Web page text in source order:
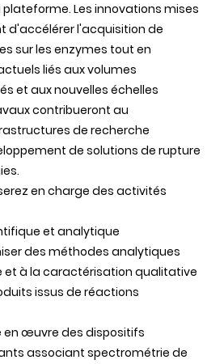
Les innovations mises
d'accélérer l'acquisition de
sur les enzymes tout en
liés aux volumes
et aux nouvelles échelles
contribueront au
de recherche
de solutions de rupture
en charge des activités
et analytique
des méthodes analytiques
et à la caractérisation qualitative
issus de réactions
œuvre des dispositifs
associant spectrométrie de